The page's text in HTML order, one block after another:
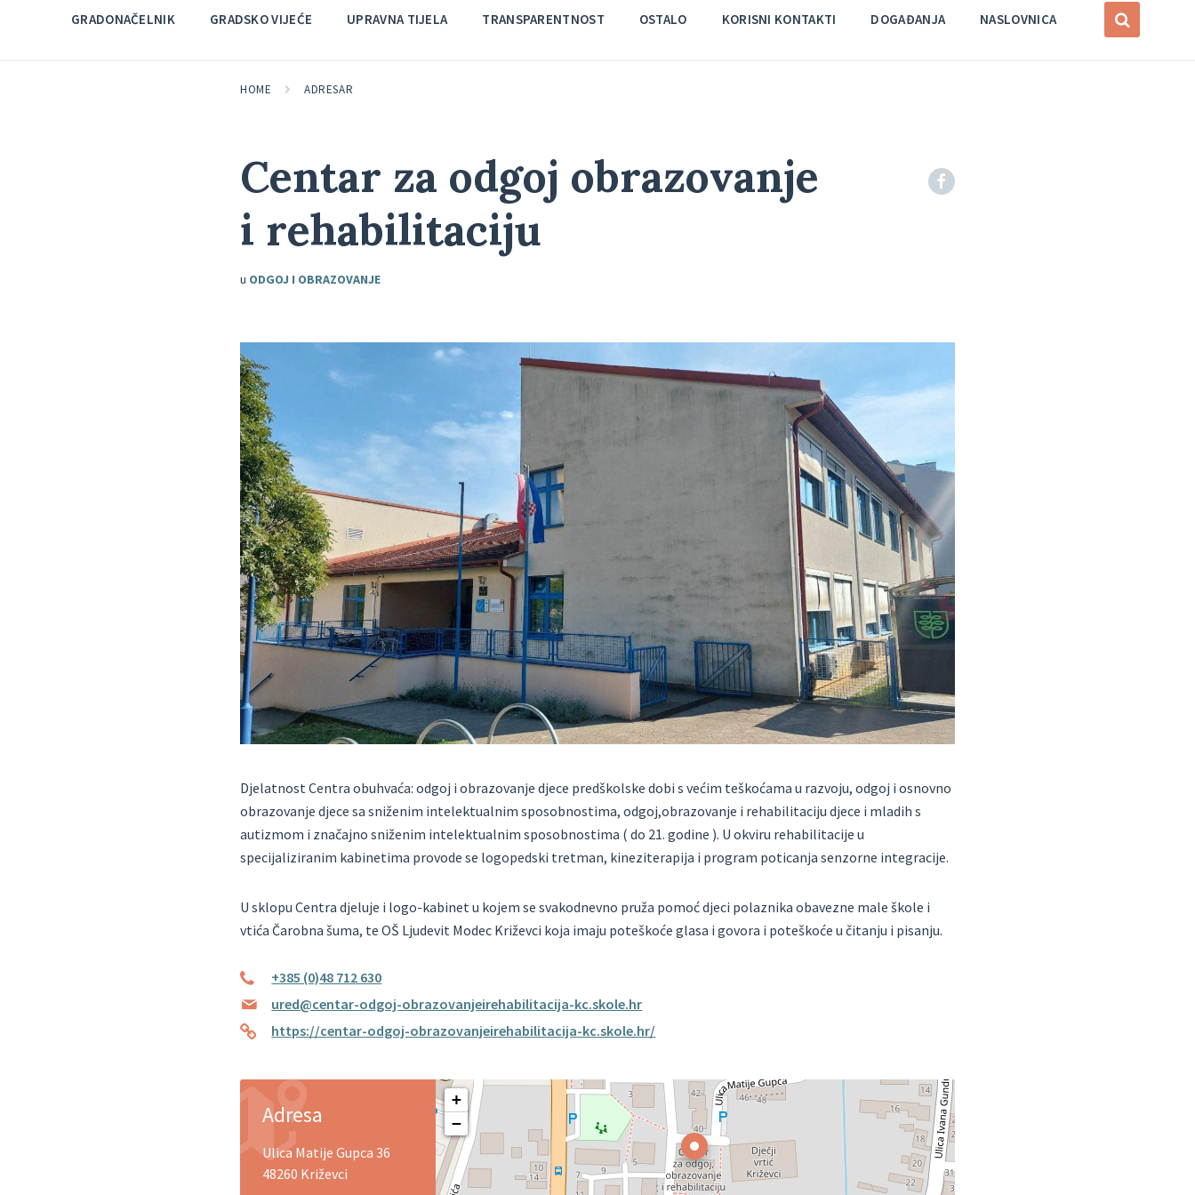
GRADONAČELNIK GRADSKO VIJEĆE UPRAVNA TIJELA TRANSPARENTNOST OSTALO KORISNI KONTAKTI DOGAĐANJA NASLOVNICA
HOME ADRESAR
Centar za odgoj obrazovanje
i rehabilitaciju
u ODGOJ I OBRAZOVANJE
Facebook
Djelatnost Centra obuhvaća: odgoj i obrazovanje djece predškolske dobi s većim teškoćama u razvoju, odgoj i osnovno
obrazovanje djece sa sniženim intelektualnim sposobnostima, odgoj,obrazovanje i rehabilitaciju djece i mladih s
autizmom i značajno sniženim intelektualnim sposobnostima ( do 21. godine ). U okviru rehabilitacije u
specijaliziranim kabinetima provode se logopedski tretman, kineziterapija i program poticanja senzorne integracije.
U sklopu Centra djeluje i logo-kabinet u kojem se svakodnevno pruža pomoć djeci polaznika obavezne male škole i
vtića Čarobna šuma, te OŠ Ljudevit Modec Križevci koja imaju poteškoće glasa i govora i poteškoće u čitanju i pisanju.
+385 (0)48 712 630
ured@centar-odgoj-obrazovanjeirehabilitacija-kc.skole.hr
https://centar-odgoj-obrazovanjeirehabilitacija-kc.skole.hr/
Adresa
Ulica Matije Gupca 36
48260 Križevci
+
−